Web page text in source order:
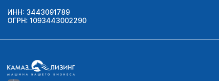
ИНН: 3443091789
ОГРН: 1093443002290